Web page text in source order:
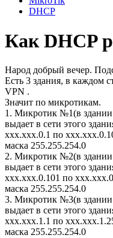
DHCP
Как DHCP
Народ добрый вечер.
Есть 3 здания, в каждом
VPN .
Значит по микротикам.
1. Микротик №1(в
выдает в сети этого
ххх.ххх.0.1 по
маска 255.255.254.0
2. Микротик №2(в
выдает в сети этого
ххх.ххх.0.101 по
маска 255.255.254.0
3. Микротик №3(в
выдает в сети этого
ххх.ххх.1.1 по
маска 255.255.254.0